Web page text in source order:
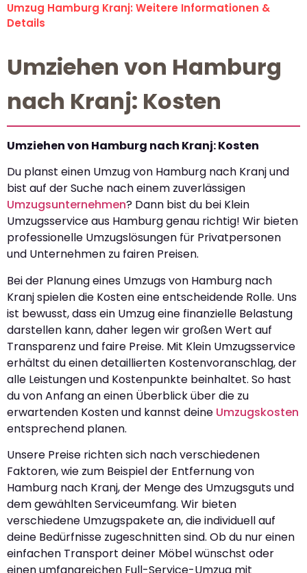
Umzug Hamburg Kranj: Weitere Informationen &
Details
Umziehen von Hamburg
nach Kranj: Kosten
Umziehen von Hamburg nach Kranj: Kosten
Du planst einen Umzug von Hamburg nach Kranj und
bist auf der Suche nach einem zuverlässigen
Umzugsunternehmen? Dann bist du bei Klein
Umzugsservice aus Hamburg genau richtig! Wir bieten
professionelle Umzugslösungen für Privatpersonen
und Unternehmen zu fairen Preisen.
Bei der Planung eines Umzugs von Hamburg nach
Kranj spielen die Kosten eine entscheidende Rolle. Uns
ist bewusst, dass ein Umzug eine finanzielle Belastung
darstellen kann, daher legen wir großen Wert auf
Transparenz und faire Preise. Mit Klein Umzugsservice
erhältst du einen detaillierten Kostenvoranschlag, der
alle Leistungen und Kostenpunkte beinhaltet. So hast
du von Anfang an einen Überblick über die zu
erwartenden Kosten und kannst deine Umzugskosten
entsprechend planen.
Unsere Preise richten sich nach verschiedenen
Faktoren, wie zum Beispiel der Entfernung von
Hamburg nach Kranj, der Menge des Umzugsguts und
dem gewählten Serviceumfang. Wir bieten
verschiedene Umzugspakete an, die individuell auf
deine Bedürfnisse zugeschnitten sind. Ob du nur einen
einfachen Transport deiner Möbel wünschst oder